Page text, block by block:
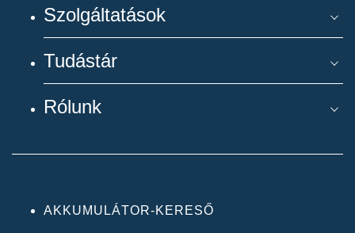
Szolgáltatások
Tudástár
Rólunk
AKKUMULÁTOR-KERESŐ